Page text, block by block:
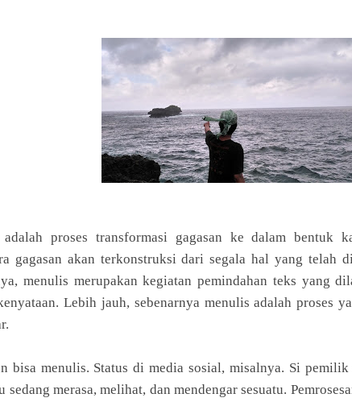
proses transformasi gagasan ke dalam bentuk
gagasan akan terkonstruksi dari segala hal yang telah
menulis merupakan kegiatan pemindahan teks yang
Lebih jauh, sebenarnya menulis adalah proses
bisa menulis. Status di media sosial, misalnya. Si
sedang merasa, melihat, dan mendengar sesuatu.